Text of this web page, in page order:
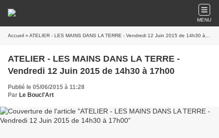
MENU
Accueil » ATELIER - LES MAINS DANS LA TERRE - Vendredi 12 Juin 2015 de 14h30 à 17h00
ATELIER - LES MAINS DANS LA TERRE -
Vendredi 12 Juin 2015 de 14h30 à 17h00
Publié le 05/06/2015 à 11:28
Par Le Boucl'Art